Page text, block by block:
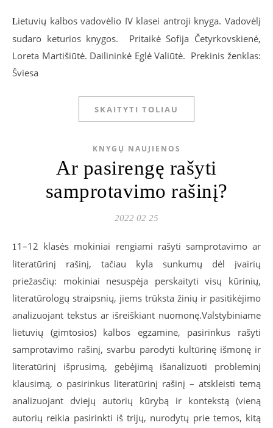
Lietuvių kalbos vadovėlio IV klasei antroji knyga. Vadovėlį
sudaro keturios knygos. Pritaikė Sofija Četyrkovskienė,
Loreta Martišiūtė. Dailininkė Eglė Valiūtė. Prekinis ženklas:
Šviesa
SKAITYTI TOLIAU
KNYGŲ NAUJIENOS
Ar pasirengę rašyti
samprotavimo rašinį?
2022 02 25
1 1–12 klasės mokiniai rengiami rašyti samprotavimo ar
literatūrinį rašinį, tačiau kyla sunkumų dėl įvairių
priežasčių: mokiniai nesuspėja perskaityti visų kūrinių,
literatūrologų straipsnių, jiems trūksta žinių ir pasitikėjimo
analizuojant tekstus ar išreiškiant nuomonę.Valstybiniame
lietuvių (gimtosios) kalbos egzamine, pasirinkus rašyti
samprotavimo rašinį, svarbu parodyti kultūrinę išmonę ir
literatūrinį išprusimą, gebėjimą išanalizuoti probleminį
klausimą, o pasirinkus literatūrinį rašinį – atskleisti temą
analizuojant dviejų autorių kūrybą ir kontekstą (vieną
autorių reikia pasirinkti iš trijų, nurodytų prie temos, kitą